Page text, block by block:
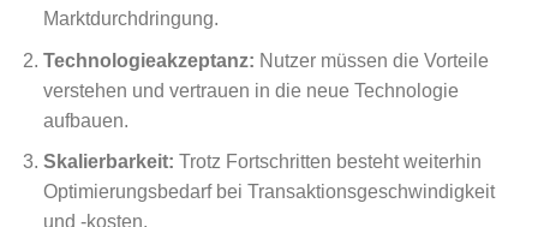
Marktdurchdringung.
Technologieakzeptanz: Nutzer müssen die Vorteile
verstehen und vertrauen in die neue Technologie
aufbauen.
Skalierbarkeit: Trotz Fortschritten besteht weiterhin
Optimierungsbedarf bei Transaktionsgeschwindigkeit
und -kosten.